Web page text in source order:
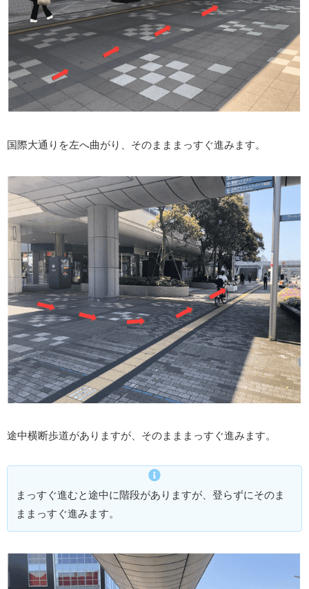
国際大通りを左へ曲がり、そのまままっすぐ進みます。
途中横断歩道がありますが、そのまままっすぐ進みます。
まっすぐ進むと途中に階段がありますが、登らずにそのま
ままっすぐ進みます。